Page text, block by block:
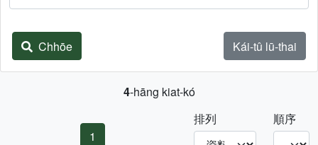
Chhōe Kái-tû lū-thai
4-hāng kiat-kó
1
排列 順序